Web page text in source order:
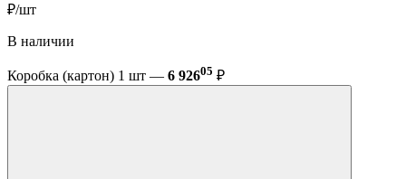
₽/шт
В наличии
Коробка (картон) 1 шт — 6 92605 ₽